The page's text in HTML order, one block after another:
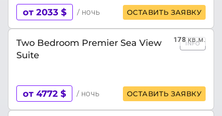
от 2033 $ / ночь ОСТАВИТЬ ЗАЯВКУ
178кв.м.
Two Bedroom Premier Sea View
Suite
INFO
от 4772 $ / ночь ОСТАВИТЬ ЗАЯВКУ